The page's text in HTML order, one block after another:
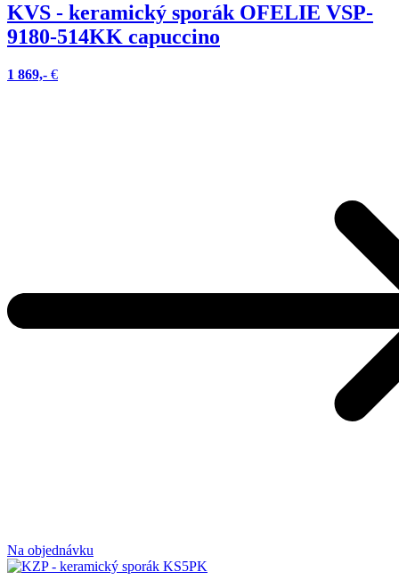
KVS - keramický sporák OFELIE VSP-
9180-514KK capuccino
1 869,- €
Na objednávku